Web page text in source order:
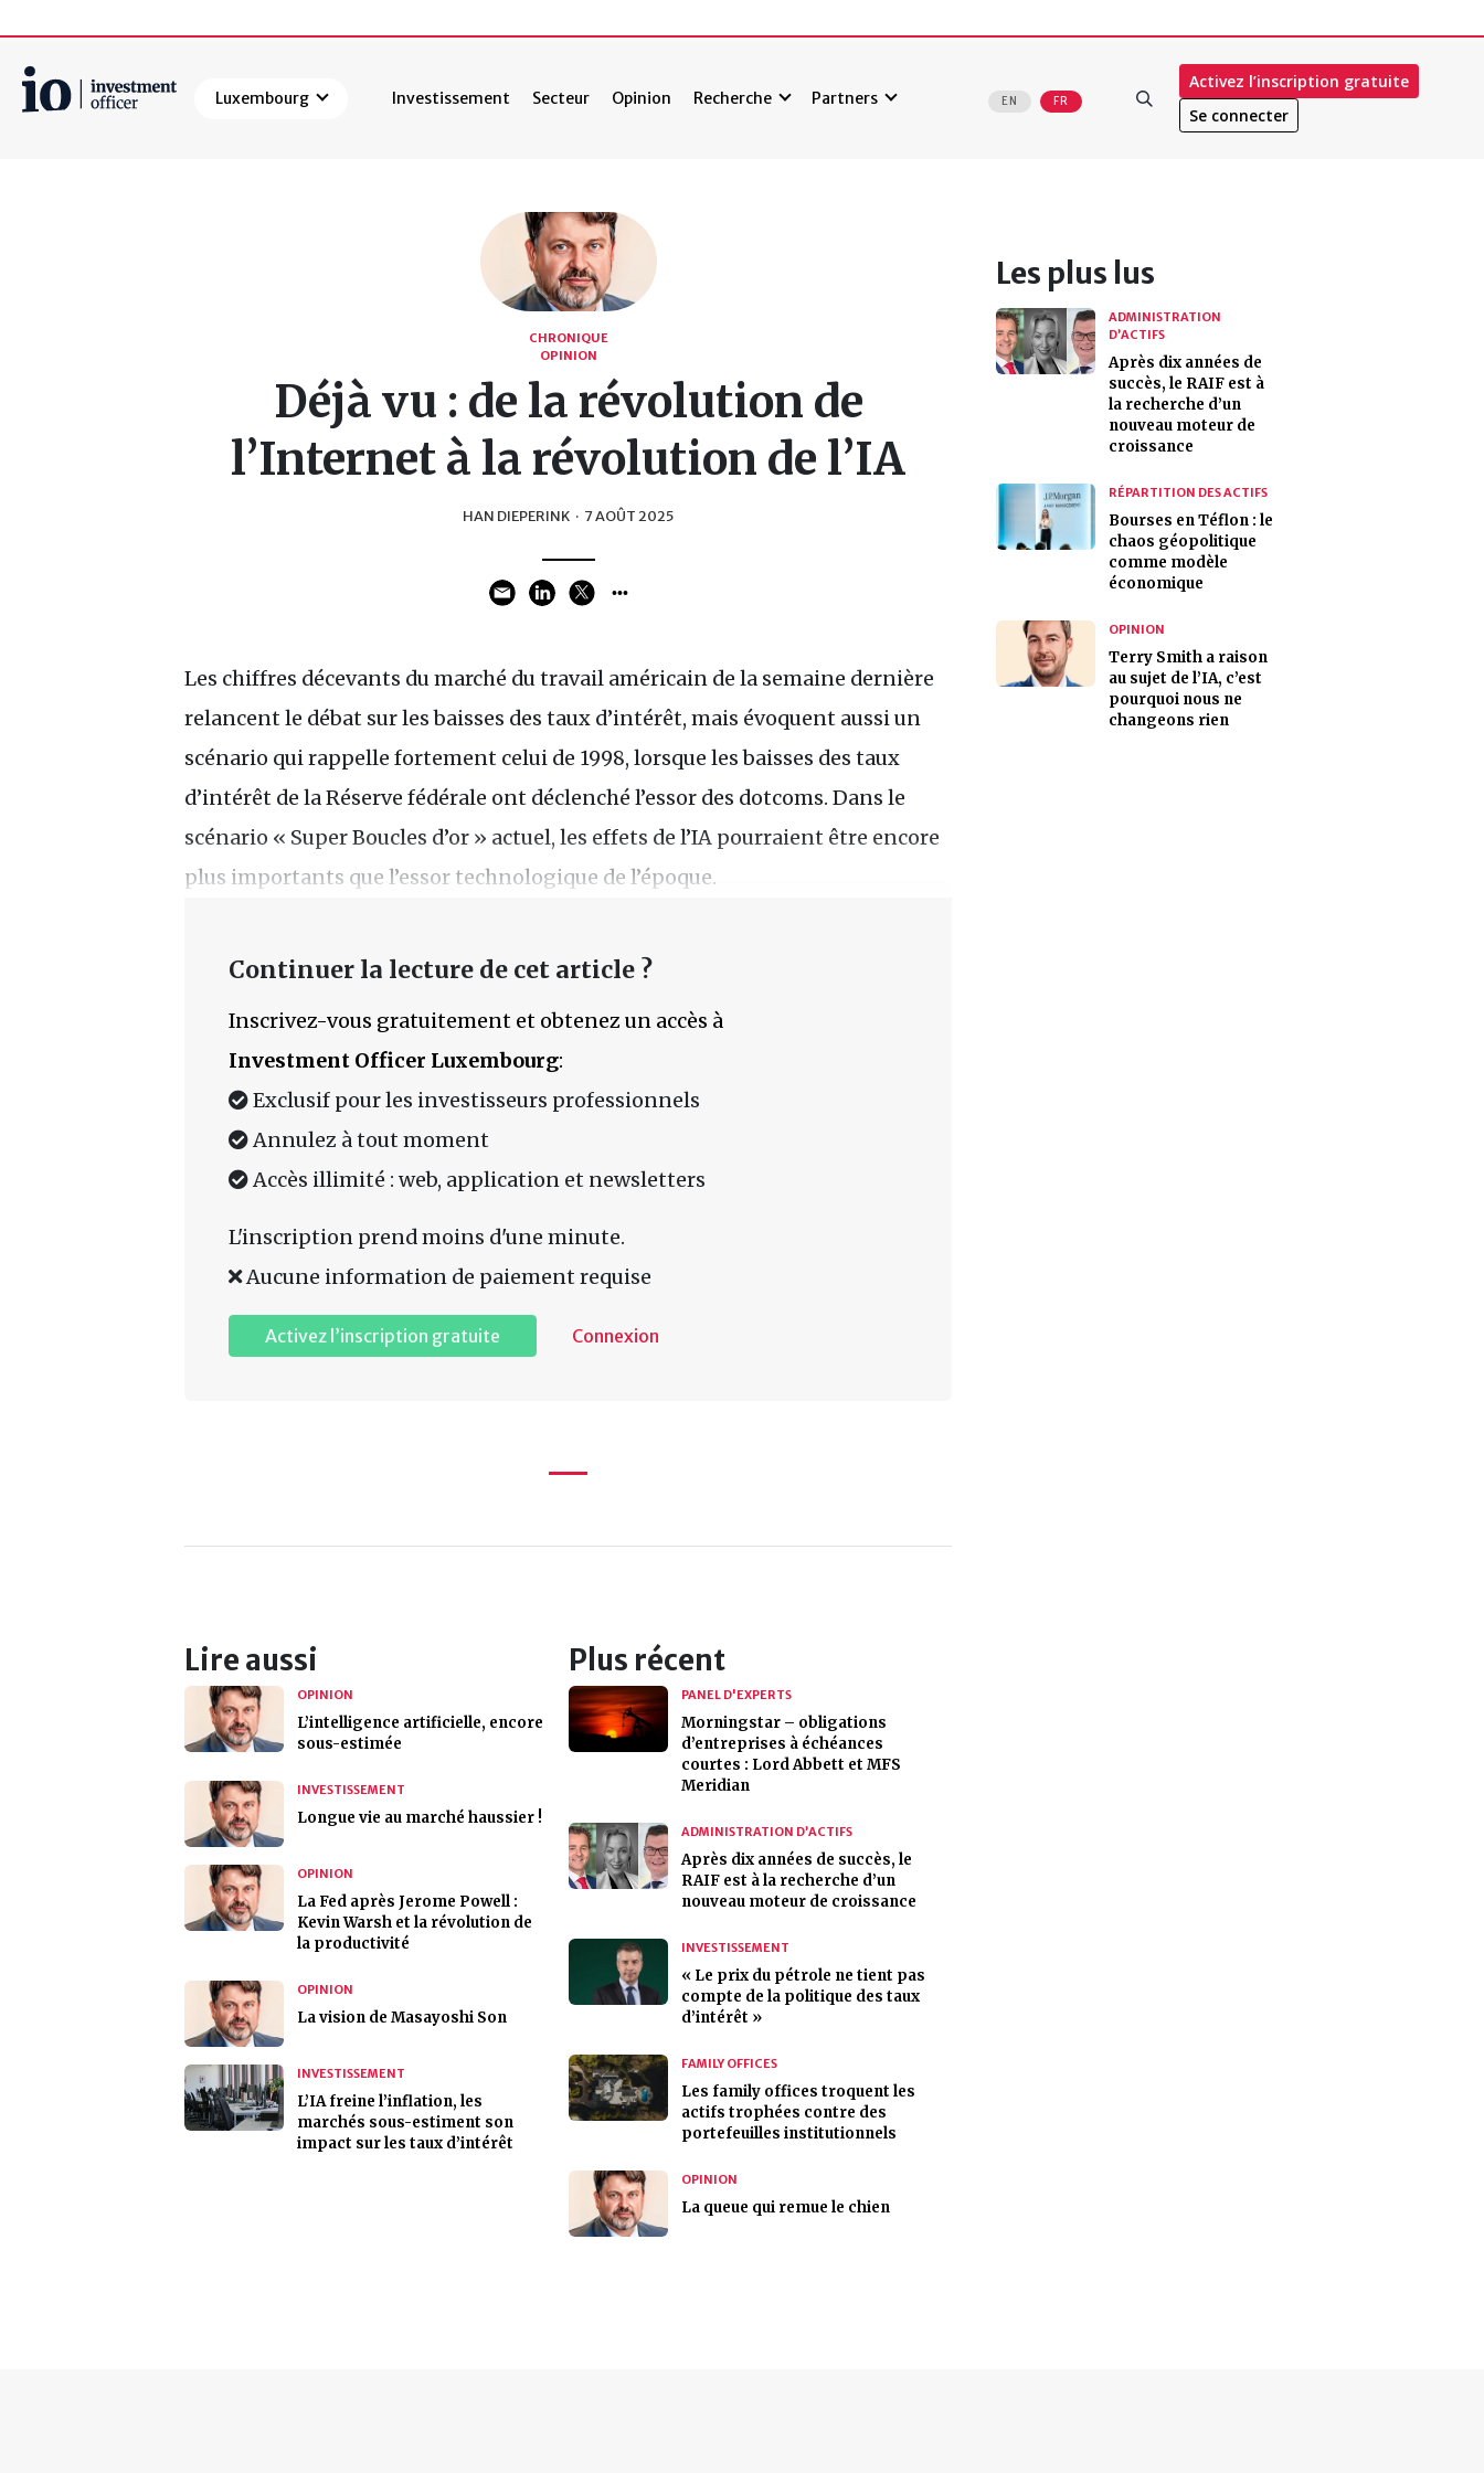
Luxembourg Investissement Secteur Opinion Recherche Partners EN FR
Activez l’inscription gratuite
Se connecter
CHRONIQUE
OPINION
Déjà vu : de la révolution de
l’Internet à la révolution de l’IA
HAN DIEPERINK · 7 AOÛT 2025
Les chiffres décevants du marché du travail américain de la semaine dernière
relancent le débat sur les baisses des taux d’intérêt, mais évoquent aussi un
scénario qui rappelle fortement celui de 1998, lorsque les baisses des taux
d’intérêt de la Réserve fédérale ont déclenché l’essor des dotcoms. Dans le
scénario « Super Boucles d’or » actuel, les effets de l’IA pourraient être encore
plus importants que l’essor technologique de l’époque.
Continuer la lecture de cet article ?
Inscrivez-vous gratuitement et obtenez un accès à
Investment Officer Luxembourg:
Exclusif pour les investisseurs professionnels
Annulez à tout moment
Accès illimité : web, application et newsletters
L'inscription prend moins d'une minute.
Aucune information de paiement requise
Activez l’inscription gratuite Connexion
Lire aussi
OPINION
L’intelligence artificielle, encore
sous-estimée
INVESTISSEMENT
Longue vie au marché haussier !
OPINION
La Fed après Jerome Powell :
Kevin Warsh et la révolution de
la productivité
OPINION
La vision de Masayoshi Son
INVESTISSEMENT
L’IA freine l’inflation, les
marchés sous-estiment son
impact sur les taux d’intérêt
Plus récent
PANEL D'EXPERTS
Morningstar – obligations
d’entreprises à échéances
courtes : Lord Abbett et MFS
Meridian
ADMINISTRATION D’ACTIFS
Après dix années de succès, le
RAIF est à la recherche d’un
nouveau moteur de croissance
INVESTISSEMENT
« Le prix du pétrole ne tient pas
compte de la politique des taux
d’intérêt »
FAMILY OFFICES
Les family offices troquent les
actifs trophées contre des
portefeuilles institutionnels
OPINION
La queue qui remue le chien
Les plus lus
ADMINISTRATION
D’ACTIFS
Après dix années de
succès, le RAIF est à
la recherche d’un
nouveau moteur de
croissance
RÉPARTITION DES ACTIFS
Bourses en Téflon : le
chaos géopolitique
comme modèle
économique
OPINION
Terry Smith a raison
au sujet de l’IA, c’est
pourquoi nous ne
changeons rien